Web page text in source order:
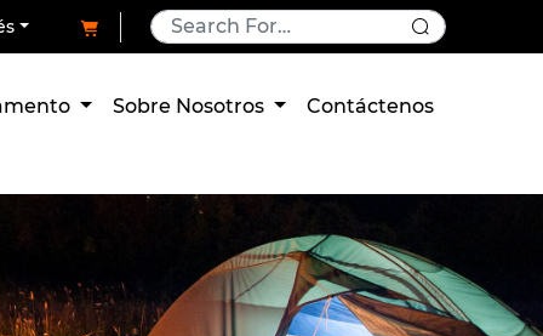
Sobre Nosotros Contáctenos